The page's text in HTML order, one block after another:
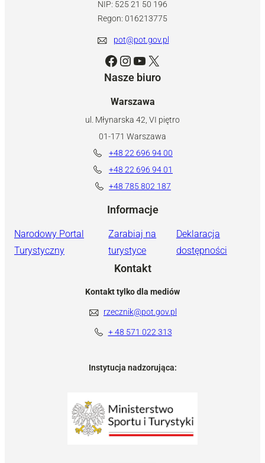
NIP: 525 21 50 196
Regon: 016213775
pot@pot.gov.pl
Facebook Instagram YouTube X
Nasze biuro
Warszawa
ul. Młynarska 42, VI piętro
01-171 Warszawa
+48 22 696 94 00
+48 22 696 94 01
+48 785 802 187
Informacje
Narodowy Portal
Turystyczny
Zarabiaj na
turystyce
Deklaracja
dostępności
Kontakt
Kontakt tylko dla mediów
rzecznik@pot.gov.pl
+ 48 571 022 313
Instytucja nadzorująca: